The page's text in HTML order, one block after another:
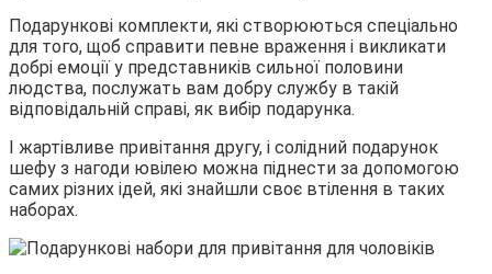
Подарункові комплекти, які створюються спеціально
для того, щоб справити певне враження і викликати
добрі емоції у представників сильної половини
людства, послужать вам добру службу в такій
відповідальній справі, як вибір подарунка.
І жартівливе привітання другу, і солідний подарунок
шефу з нагоди ювілею можна піднести за допомогою
самих різних ідей, які знайшли своє втілення в таких
наборах.